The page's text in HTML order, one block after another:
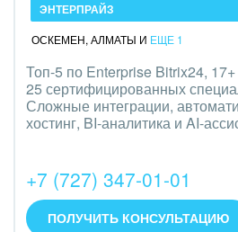
Мебель, лес, деревообработка
Медицина и фармацевтика
Металлургия
Нефть, газ
Оборудование, техника
ЭНТЕРПРАЙЗ
ОСКЕМЕН, АЛМАТЫ И ЕЩЕ 1
Топ-5 по Enterprise Bitrix24,
25 сертифицированных
Сложные интеграции,
хостинг, BI-аналитика и AI-
+7 (727) 347-01-01
ПОЛУЧИТЬ КОНСУЛЬТАЦИЮ